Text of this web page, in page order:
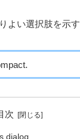
よい選択肢を示す
次
dialog